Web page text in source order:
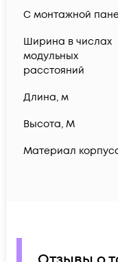
С монтажной
Ширина в числах
модульных
расстояний
Длина, м
Высота, М
Материал